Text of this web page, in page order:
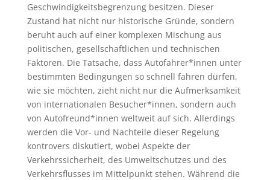
Geschwindigkeitsbegrenzung besitzen. Dieser
Zustand hat nicht nur historische Gründe, sondern
beruht auch auf einer komplexen Mischung aus
politischen, gesellschaftlichen und technischen
Faktoren. Die Tatsache, dass Autofahrer*innen unter
bestimmten Bedingungen so schnell fahren dürfen,
wie sie möchten, zieht nicht nur die Aufmerksamkeit
von internationalen Besucher*innen, sondern auch
von Autofreund*innen weltweit auf sich. Allerdings
werden die Vor- und Nachteile dieser Regelung
kontrovers diskutiert, wobei Aspekte der
Verkehrssicherheit, des Umweltschutzes und des
Verkehrsflusses im Mittelpunkt stehen. Während die